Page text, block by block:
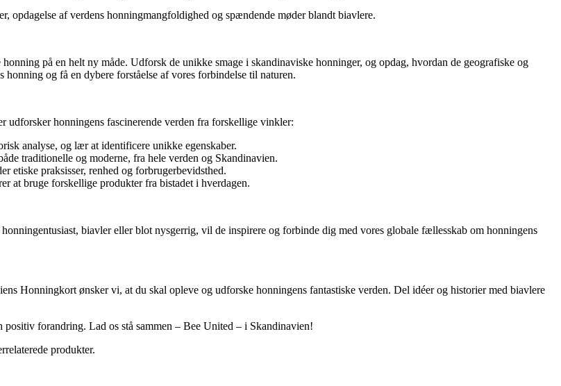
af verdens honningmangfoldighed og spændende møder blandt biavlere.
på en helt ny måde. Udforsk de unikke smage i skandinaviske honninger, og opdag, hvordan de geografiske og
og få en dybere forståelse af vores forbindelse til naturen.
honningens fascinerende verden fra forskellige vinkler:
analyse, og lær at identificere unikke egenskaber.
traditionelle og moderne, fra hele verden og Skandinavien.
etiske praksisser, renhed og forbrugerbevidsthed.
at bruge forskellige produkter fra bistadet i hverdagen.
biavler eller blot nysgerrig, vil de inspirere og forbinde dig med vores globale fællesskab om honningens
Honningkort ønsker vi, at du skal opleve og udforske honningens fantastiske verden. Del idéer og historier med biavlere
forandring. Lad os stå sammen – Bee United – i Skandinavien!
produkter.